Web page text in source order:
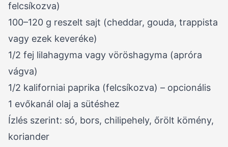
felcsíkozva)
100–120 g reszelt sajt (cheddar, gouda, trappista
vagy ezek keveréke)
1/2 fej lilahagyma vagy vöröshagyma (apróra
vágva)
1/2 kaliforniai paprika (felcsíkozva) – opcionális
1 evőkanál olaj a sütéshez
Ízlés szerint: só, bors, chilipehely, őrölt kömény,
koriander